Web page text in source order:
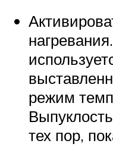
режим
тех пор,